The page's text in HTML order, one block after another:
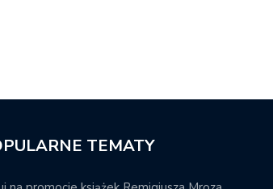
TEMATY